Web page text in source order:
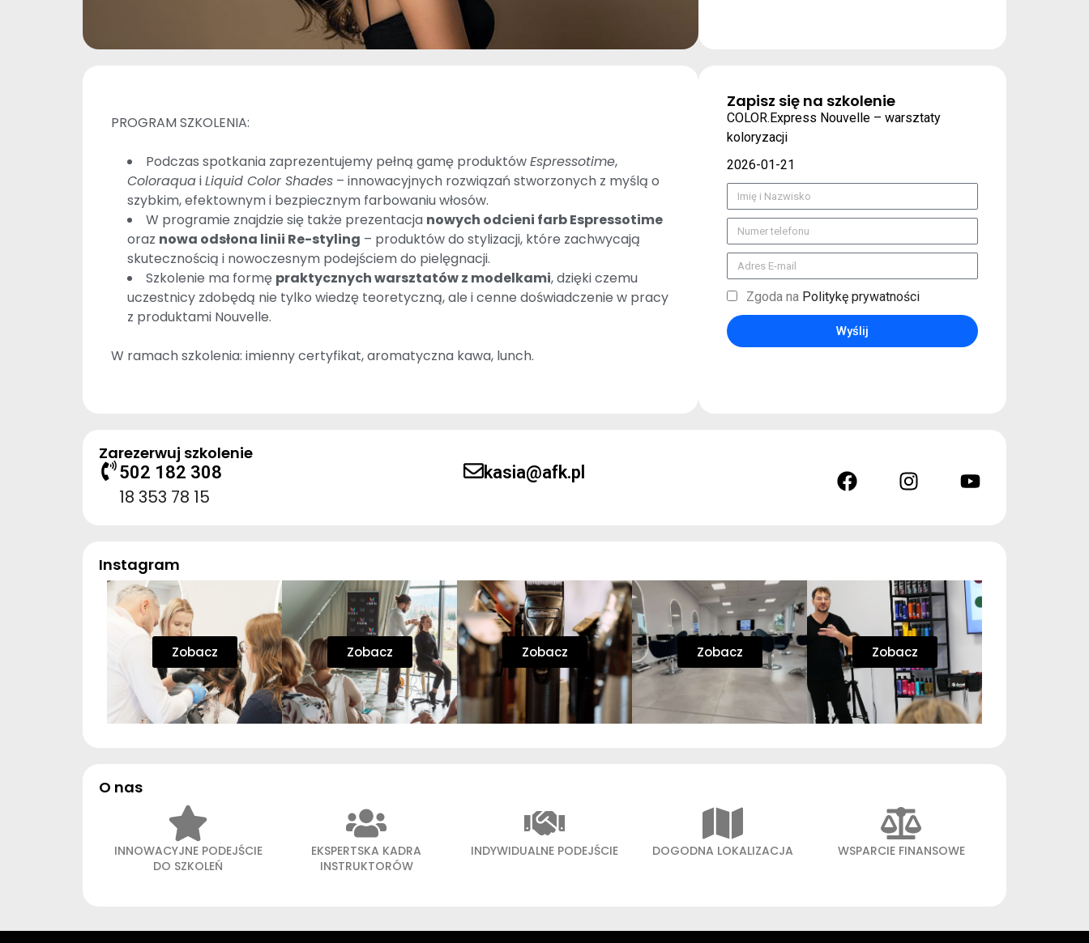
PROGRAM SZKOLENIA:
Podczas spotkania zaprezentujemy pełną gamę produktówEspressotime,
ColoraquaiLiquid Color Shades – innowacyjnych rozwiązań stworzonych z myślą o
szybkim, efektownym i bezpiecznym farbowaniu włosów.
W programie znajdzie się także prezentacja nowych odcieni farb Espressotime
oraz nowa odsłona linii Re-styling – produktów do stylizacji, które zachwycają
skutecznością i nowoczesnym podejściem do pielęgnacji.
Szkolenie ma formę praktycznych warsztatów z modelkami, dzięki czemu
uczestnicy zdobędą nie tylko wiedzę teoretyczną, ale i cenne doświadczenie w pracy
z produktami Nouvelle.
W ramach szkolenia: imienny certyfikat, aromatyczna kawa, lunch.
Zapisz się na szkolenie
COLOR.Express Nouvelle – warsztaty
koloryzacji
2026-01-21
Zgoda na Politykę prywatności
Wyślij
Zarezerwuj szkolenie
502 182 308
18 353 78 15
kasia@afk.pl
Instagram
Zobacz Zobacz Zobacz Zobacz Zobacz
O nas
INNOWACYJNE PODEJŚCIE
DO SZKOLEŃ
EKSPERTSKA KADRA
INSTRUKTORÓW
INDYWIDUALNE PODEJŚCIE DOGODNA LOKALIZACJA WSPARCIE FINANSOWE